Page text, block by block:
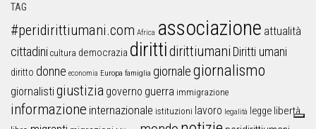
TAG
#peridirittiumani.com Africa associazione attualità
cittadini cultura democrazia dirittidirittiumani Diritti umani
diritto donne economia Europa famiglia giornalegiornalismo
giornalistigiustizia governo guerra immigrazione
informazione internazionale istituzioni lavoro legalità legge libertà